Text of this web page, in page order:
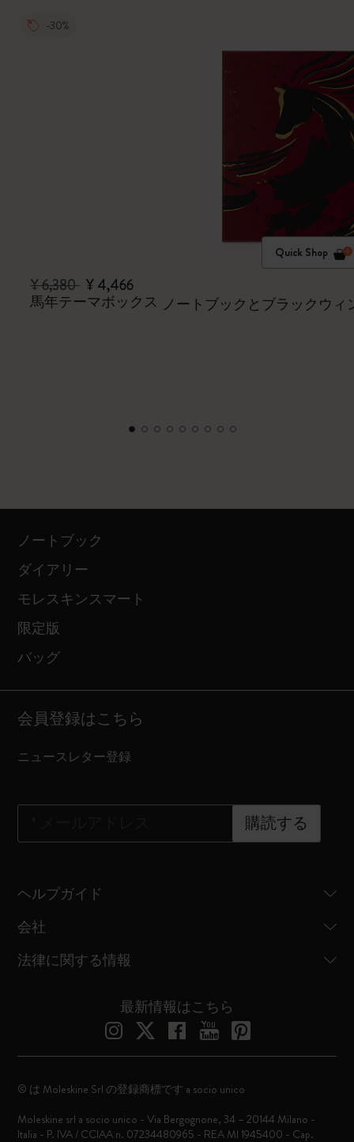
-30%
Quick Shop
¥ 6,380 ¥ 4,466
馬年テーマボックス ノートブックとブラックウ
ノートブック
ダイアリー
モレスキンスマート
限定版
バッグ
会員登録はこちら
ニュースレター登録
購読する
ヘルプガイド
会社
法律に関する情報
最新情報はこちら
© は Moleskine Srl の登録商標です a socio unico
Moleskine srl a socio unico - Via Bergognone, 34 – 20144 Milano -
Italia - P. IVA / CCIAA n. 07234480965 - REA MI 1945400 - Cap.